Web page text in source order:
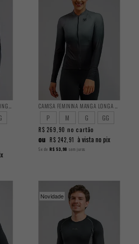
P M G GG
R$ 269,90 no cartão
ou R$ 242,91 à vista no pix
5x de R$ 53,98 sem juros
Novidade